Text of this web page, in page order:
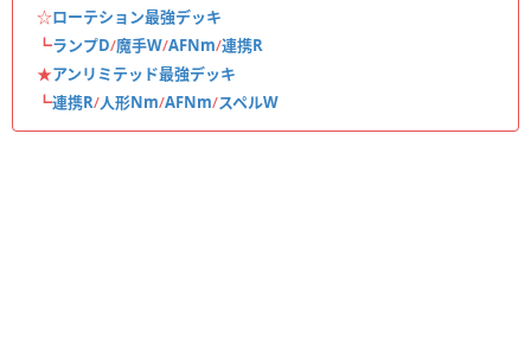
☆ローテション最強デッキ
┗ランプD/魔手W/AFNm/連携R
★アンリミテッド最強デッキ
┗連携R/人形Nm/AFNm/スペルW